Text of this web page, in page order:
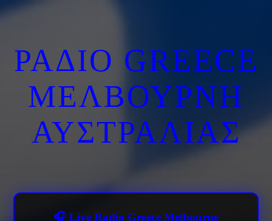
ΡΑΔΙΟ GREECE
ΜΕΛΒΟΥΡΝΗ
ΑΥΣΤΡΑΛΙΑΣ
🎧 Live Radio Greece Melbourne